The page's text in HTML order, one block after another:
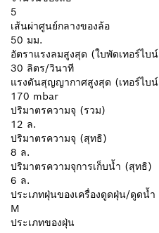
5
เส้นผ่าศูนย์กลางของล้อ
50 มม.
อัตราแรงลมสูงสุด (ใบพัดเทอร์ไบ
30 ลิตร/วินาที
แรงดันสุญญากาศสูงสุด (เทอร์ไบ
170 mbar
ปริมาตรความจุ (รวม)
12 ล.
ปริมาตรความจุ (สุทธิ)
8 ล.
ปริมาตรความจุการเก็บน้ำ (สุทธิ)
6 ล.
ประเภทฝุ่นของเครื่องดูดฝุ่น/ดูดน้ำ
M
ประเภทของฝุ่น